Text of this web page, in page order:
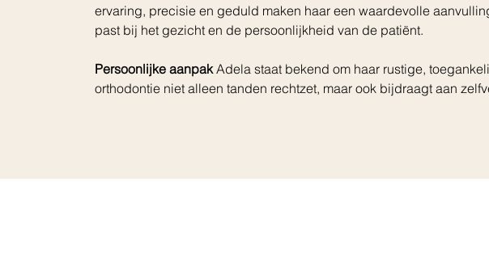
ervaring, precisie en geduld maken haar een waardevolle
past bij het gezicht en de persoonlijkheid van de patiënt.
Persoonlijke aanpak Adela staat bekend om haar rustige,
orthodontie niet alleen tanden rechtzet, maar ook bijdraagt aan